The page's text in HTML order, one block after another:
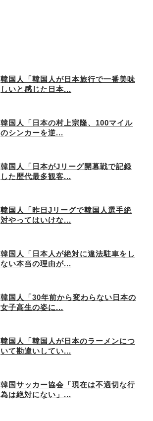
韓国人「韓国人が日本旅行で一番美味
しいと感じた日本...
韓国人「日本の村上宗隆、100マイル
のシンカーを逆...
韓国人「日本がJリーグ開幕戦で記録
した歴代最多観客...
韓国人「昨日Jリーグで韓国人選手絶
対やってはいけな...
韓国人「日本人が絶対に違法駐車をし
ない本当の理由が...
韓国人「30年前から変わらない日本の
女子高生の姿に...
韓国人「韓国人が日本のラーメンにつ
いて勘違いしてい...
韓国サッカー協会「現在は不適切な行
為は絶対にない」...